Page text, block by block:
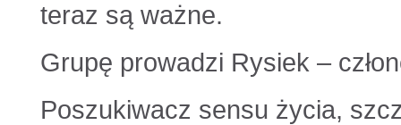
teraz są ważne.
Grupę prowadzi Rysiek –
Poszukiwacz sensu życia,